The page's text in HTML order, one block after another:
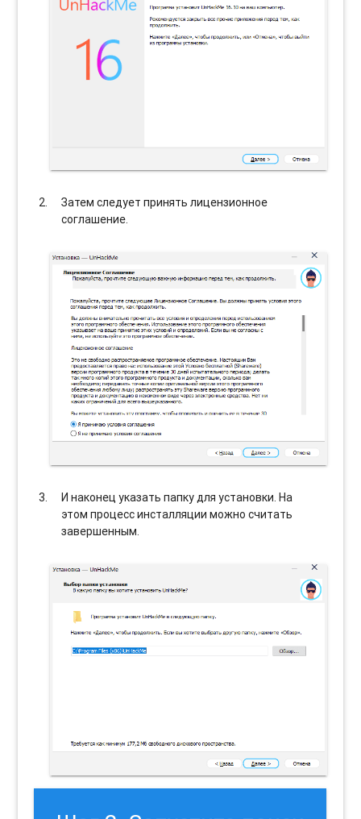
Затем следует принять лицензионное
соглашение.
И наконец указать папку для установки. На
этом процесс инсталляции можно считать
завершенным.